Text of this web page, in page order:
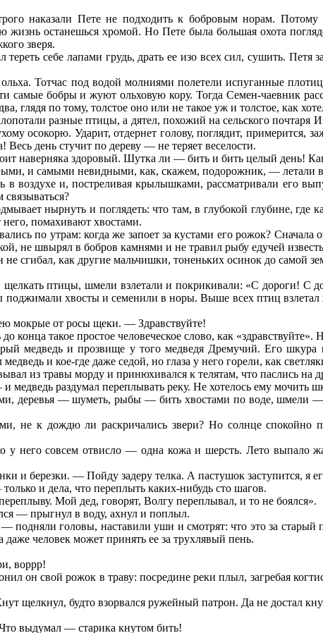
наказали Пете не подходить к бобровым норам. Потому
жизнь останешься хромой. Но Пете была большая охота
зверя.
себе лапами грудь, драть ее изо всех сил, сушить. Петя
Тотчас под водой молниями полетели испуганные
самые бобры и жуют ольховую кору. Тогда Семен-чаевник
глядя по тому, толстое оно или не такое уж и толстое, как
разные птицы, а дятел, похожий на сельского
осокорю. Ударит, отдернет голову, поглядит, примерится,
Весь день стучит по дереву — не теряет веселости.
наверняка здоровый. Шутка ли — бить и бить целый день!
и самыми невидными, как, скажем, подорожник, — летали
воздухе и, постреливая крылышками, рассматривали его
связываться?
нырнуть и поглядеть: что там, в глубокой глубине, где
помахивают хвостами.
по утрам: когда же запоет за кустами его рожок?
не швырял в бобров камнями и не травил рыбу едучей
сгибал, как другие мальчишки, тоненьких осинок до самой
щелкать птицы, шмели взлетали и покрикивали: «С дороги! С
поджимали хвосты и семенили в норы. Выше всех птиц
мокрые от росы щеки. — Здравствуйте!
такое простое человеческое слово, как «здравствуйте».
медведь и прозвище у того медведя Дремучий. Его
и кое-где даже седой, но глаза у него горели, как
из травы морду и принюхивался к телятам, что паслись на
раздумал переплывать реку. Не хотелось ему мочить
деревья — шуметь, рыбы — бить хвостами по воде, шмели
не к дождю ли раскричались звери? Но солнце спокойно
у него совсем отвисло — одна кожа и шерсть. Лето выпало
и березки. — Пойду задеру телка. А пастушок заступится, я
и дела, что переплыть каких-нибудь сто шагов.
Мой дед, говорят, Волгу переплывал, и то не боялся».
— прыгнул в воду, ахнул и поплыл.
головы, наставили уши и смотрят: что это за старый
человек может принять ее за трухлявый пень.
воррр!
он свой рожок в траву: посредине реки плыл, загребая
щелкнул, будто взорвался ружейный патрон. Да не достал
выдумал — старика кнутом бить!